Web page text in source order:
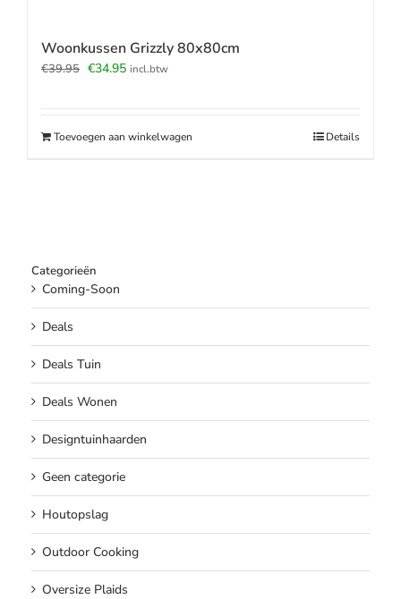
Woonkussen Grizzly 80x80cm
€39.95 Oorspronkelijke
€34.95Huidige
incl.btw
Toevoegen aan winkelwagen Details
Categorieën
Coming-Soon
Deals
Deals Tuin
Deals Wonen
Designtuinhaarden
Geen categorie
Houtopslag
Outdoor Cooking
Oversize Plaids